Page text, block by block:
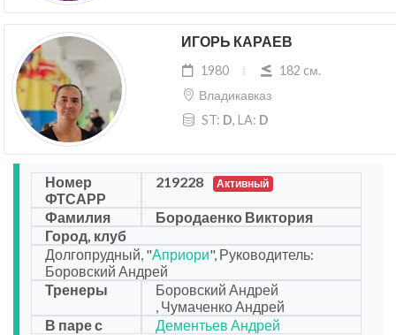
ИГОРЬ КАРАЕВ
1980
182 cм.
Владикавказ
ST: D, LA: D
Номер
ФТСАРР
219228 Активный
Фамилия
Бородаенко Виктория
Город, клуб
Долгопрудный, "Априори", Руководитель:
Боровский Андрей
Тренеры
Боровский Андрей
, Чумаченко Андрей
В паре с
Дементьев Андрей